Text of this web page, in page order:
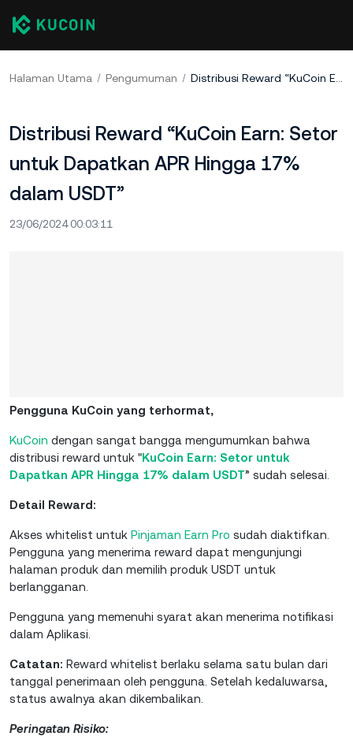
Halaman Utama Pengumuman Distribusi Reward “KuCoin Earn: Setor untuk Dapatkan APR Hingga 17% dalam USDT”
Distribusi Reward “KuCoin Earn: Setor
untuk Dapatkan APR Hingga 17%
dalam USDT”
23/06/2024 00:03:11
Pengguna KuCoin yang terhormat,
KuCoin dengan sangat bangga mengumumkan bahwa
distribusi reward untuk "KuCoin Earn: Setor untuk
Dapatkan APR Hingga 17% dalam USDT” sudah selesai.
Detail Reward:
Akses whitelist untuk Pinjaman Earn Pro sudah diaktifkan.
Pengguna yang menerima reward dapat mengunjungi
halaman produk dan memilih produk USDT untuk
berlangganan.
Pengguna yang memenuhi syarat akan menerima notifikasi
dalam Aplikasi.
Catatan: Reward whitelist berlaku selama satu bulan dari
tanggal penerimaan oleh pengguna. Setelah kedaluwarsa,
status awalnya akan dikembalikan.
Peringatan Risiko: